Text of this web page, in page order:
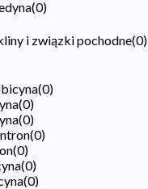
(0)
i związki pochodne(0)
(0)
(0)
(0)
(0)
(0)
(0)
(0)